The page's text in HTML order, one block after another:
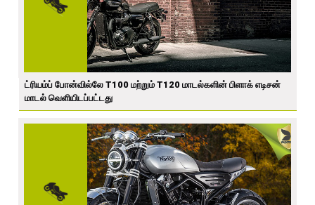
ட்ரியம்ப் போன்வில்லே T100 மற்றும் T120 மாடல்களின் பிளாக் எடிசன்
மாடல் வெளியிடப்பட்டது